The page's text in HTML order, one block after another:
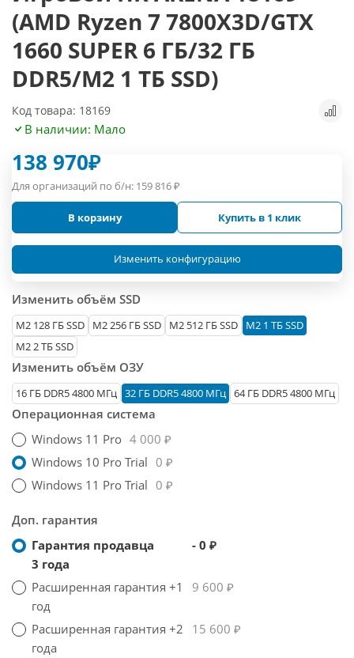
(AMD Ryzen 7 7800X3D/GTX
1660 SUPER 6 ГБ/32 ГБ
DDR5/M2 1 ТБ SSD)
Код товара: 18169
В наличии: Мало
138 970₽
Для организаций по б/н: 159 816₽
В корзину Купить в 1 клик
Изменить конфигурацию
Изменить объём SSD
М2 128 ГБ SSD M2 256 ГБ SSD M2 512 ГБ SSD
M2 1 ТБ SSD
M2 2 ТБ SSD
Изменить объём ОЗУ
16 ГБ DDR5 4800 МГц 32 ГБ DDR5 4800 МГц 64 ГБ DDR5 4800 МГц
Операционная система
Windows 11 Pro 4 000 ₽
Windows 10 Pro Trial 0 ₽
Windows 11 Pro Trial 0 ₽
Доп. гарантия
Гарантия продавца
3 года
- 0 ₽
Расширенная гарантия +1
год
9 600 ₽
Расширенная гарантия +2
года
15 600 ₽